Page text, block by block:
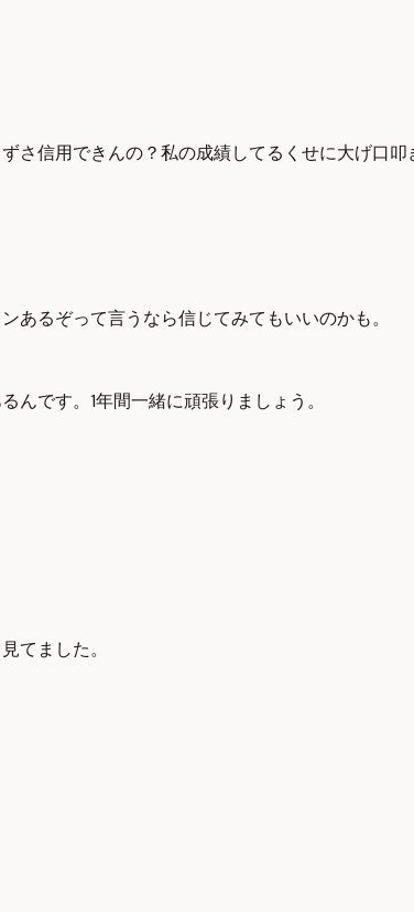
さ信用できんの？私の成績してるくせに大げ口叩
あるぞって言うなら信じてみてもいいのかも。
です。1年間一緒に頑張りましょう。
てました。